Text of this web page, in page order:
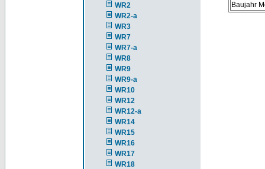
WR2
WR2-a
WR3
WR7
WR7-a
WR8
WR9
WR9-a
WR10
WR12
WR12-a
WR14
WR15
WR16
WR17
WR18
Baujahr